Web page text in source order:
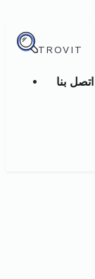
TROVIT